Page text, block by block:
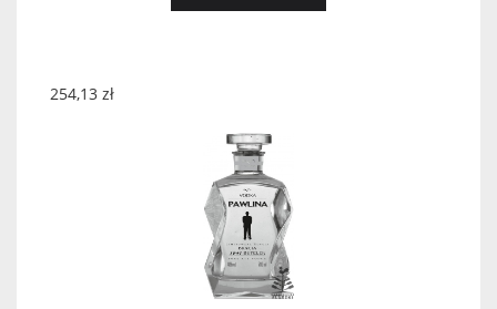
254,13 zł